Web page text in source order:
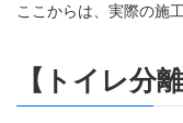
ここからは、実際の施
【トイレ分